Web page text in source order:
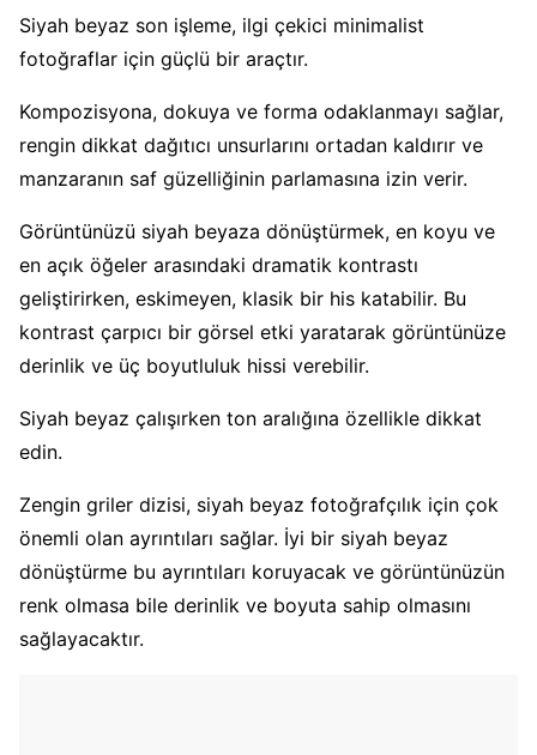
Siyah beyaz son işleme, ilgi çekici minimalist
fotoğraflar için güçlü bir araçtır.
Kompozisyona, dokuya ve forma odaklanmayı sağlar,
rengin dikkat dağıtıcı unsurlarını ortadan kaldırır ve
manzaranın saf güzelliğinin parlamasına izin verir.
Görüntünüzü siyah beyaza dönüştürmek, en koyu ve
en açık öğeler arasındaki dramatik kontrastı
geliştirirken, eskimeyen, klasik bir his katabilir. Bu
kontrast çarpıcı bir görsel etki yaratarak görüntünüze
derinlik ve üç boyutluluk hissi verebilir.
Siyah beyaz çalışırken ton aralığına özellikle dikkat
edin.
Zengin griler dizisi, siyah beyaz fotoğrafçılık için çok
önemli olan ayrıntıları sağlar. İyi bir siyah beyaz
dönüştürme bu ayrıntıları koruyacak ve görüntünüzün
renk olmasa bile derinlik ve boyuta sahip olmasını
sağlayacaktır.